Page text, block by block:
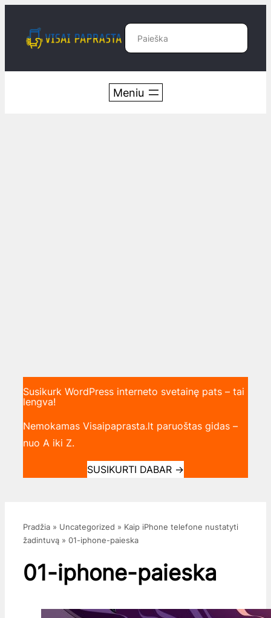
turinio
Paieška
Susikurk WordPress interneto svetainę pats – tai
lengva!
Nemokamas Visaipaprasta.lt paruoštas gidas –
nuo A iki Z.
SUSIKURTI DABAR →
Pradžia » Uncategorized » Kaip iPhone telefone nustatyti
žadintuvą » 01-iphone-paieska
01-iphone-paieska